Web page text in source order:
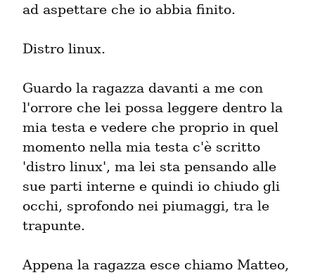
ad aspettare che io abbia finito.
Distro linux.
Guardo la ragazza davanti a me con
l'orrore che lei possa leggere dentro la
mia testa e vedere che proprio in quel
momento nella mia testa c'è scritto
'distro linux', ma lei sta pensando alle
sue parti interne e quindi io chiudo gli
occhi, sprofondo nei piumaggi, tra le
trapunte.
Appena la ragazza esce chiamo Matteo,